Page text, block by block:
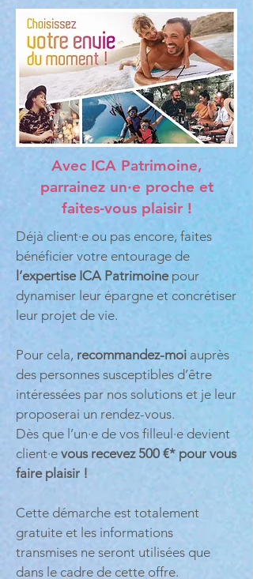
Avec ICA Patrimoine,
parrainez un·e proche et
faites-vous plaisir !
Déjà client·e ou pas encore, faites
bénéficier votre entourage de
l’expertise ICA Patrimoinepour
dynamiser leur épargne et concrétiser
leur projet de vie.
Pour cela, recommandez-moi auprès
des personnes susceptibles d’être
intéressées par nos solutions et je leur
proposerai un rendez-vous.
Dès que l’un·e de vos filleul·e devient
client·e vous recevez 500 €* pour vous
faire plaisir !
Cette démarche est totalement
gratuite et les informations
transmises ne seront utilisées que
dans le cadre de cette offre.